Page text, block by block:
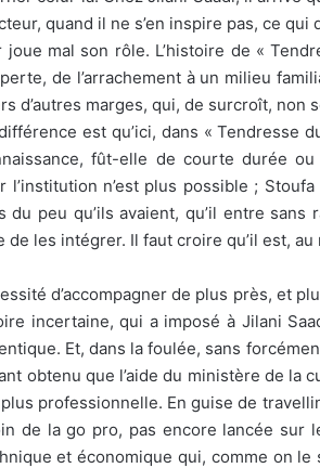
quand il ne s’en inspire pas, ce
joue mal son rôle. L’histoire de «
de l’arrachement à un milieu
d’autres marges, qui, de surcroît,
est qu’ici, dans « Tendresse
fût-elle de courte durée ou
l’institution n’est plus possible ;
du peu qu’ils avaient, qu’il entre
de les intégrer. Il faut croire qu’il est,
d’accompagner de plus près, et
incertaine, qui a imposé à Jilani
Et, dans la foulée, sans
obtenu que l’aide du ministère de
plus professionnelle. En guise de
de la go pro, pas encore lancée
et économique qui, comme on